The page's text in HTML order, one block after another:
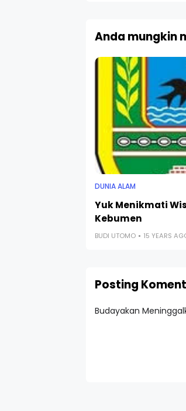
Anda mungkin
DUNIA ALAM
Yuk Menikmati
Kebumen
BUDI UTOMO 15 YEARS
Posting
Budayakan